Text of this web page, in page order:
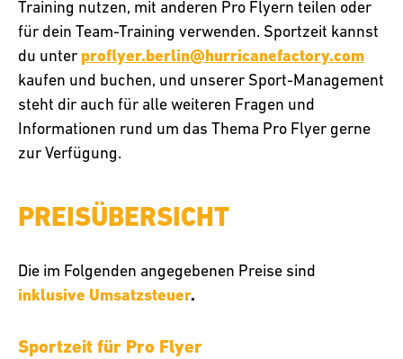
Training nutzen, mit anderen Pro Flyern teilen oder
für dein Team-Training verwenden. Sportzeit kannst
du unter proflyer.berlin@hurricanefactory.com
kaufen und buchen, und unserer Sport-Management
steht dir auch für alle weiteren Fragen und
Informationen rund um das Thema Pro Flyer gerne
zur Verfügung.
PREISÜBERSICHT
Die im Folgenden angegebenen Preise sind
inklusive Umsatzsteuer.
Sportzeit für Pro Flyer